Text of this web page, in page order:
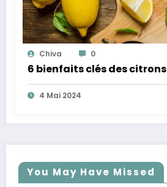
Chiva 0
6 bienfaits clés des citrons
4 Mai 2024
You May Have Missed